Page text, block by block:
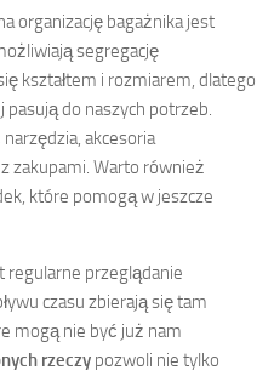
organizację bagażnika jest
segregację
kształtem i rozmiarem, dlatego
do naszych potrzeb.
akcesoria
zakupami. Warto również
które pomogą w jeszcze
regularne przeglądanie
czasu zbierają się tam
mogą nie być już nam
rzeczy pozwoli nie tylko